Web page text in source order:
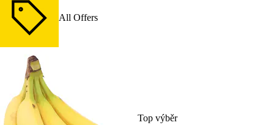
All Offers
Top výběr